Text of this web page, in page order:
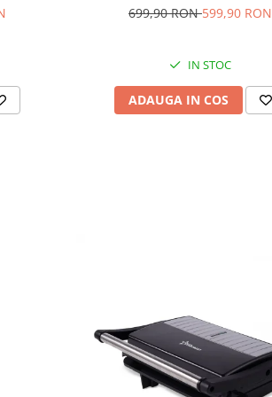
699,90 RON599,90 RON
IN STOC
ADAUGA IN COS